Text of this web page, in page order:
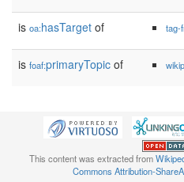
is oa:hasTarget of tag-
is foaf:primaryTopic of
This content was extracted from
Commons Attribution-